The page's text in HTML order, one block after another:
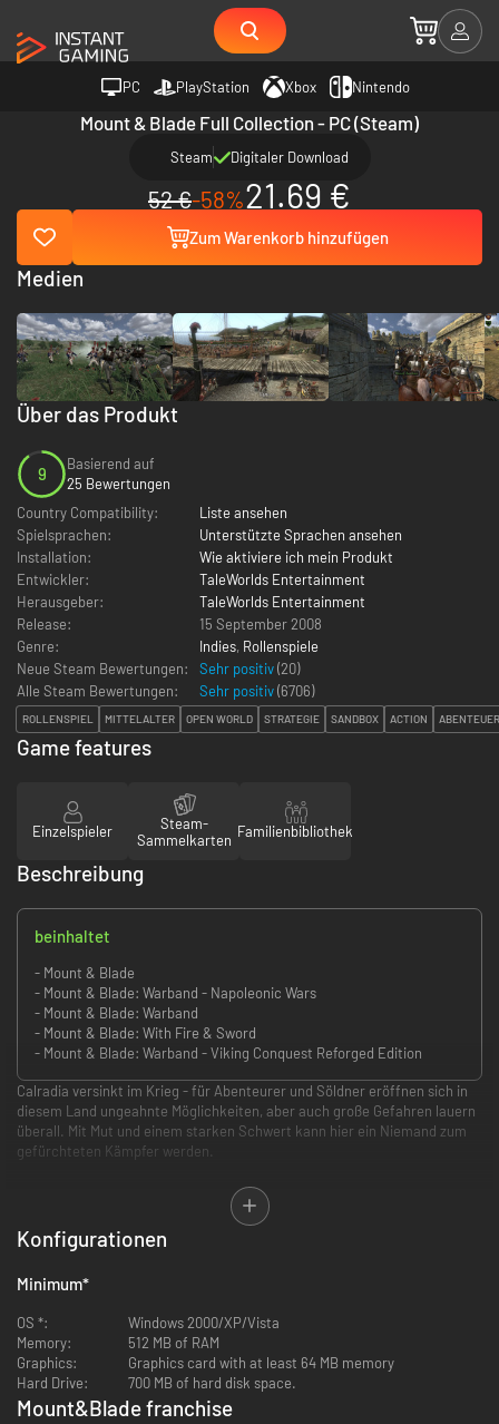
PC PlayStation Xbox Nintendo
Mount & Blade Full Collection - PC (Steam)
Steam Digitaler Download
52 €-58%21.69 €
Zum Warenkorb hinzufügen
Über das Produkt
9
Basierend auf
25 Bewertungen
Country Compatibility:
Liste ansehen
Spielsprachen:
Unterstützte Sprachen ansehen
Installation:
Wie aktiviere ich mein Produkt
Entwickler:
TaleWorlds Entertainment
Herausgeber:
TaleWorlds Entertainment
Release:
15 September 2008
Genre:
Indies, Rollenspiele
Neue Steam Bewertungen:
Sehr positiv(20)
Alle Steam Bewertungen:
Sehr positiv(6706)
ROLLENSPIEL MITTELALTER OPEN WORLD STRATEGIE SANDBOX ACTION ABENTEUER
Medien
Game features
Einzelspieler
Steam-
Sammelkarten Familienbibliothek
Beschreibung
beinhaltet
- Mount & Blade
- Mount & Blade: Warband - Napoleonic Wars
- Mount & Blade: Warband
- Mount & Blade: With Fire & Sword
- Mount & Blade: Warband - Viking Conquest Reforged Edition
Calradia versinkt im Krieg - für Abenteurer und Söldner eröffnen sich in
diesem Land ungeahnte Möglichkeiten, aber auch große Gefahren lauern
überall. Mit Mut und einem starken Schwert kann hier ein Niemand zum
gefürchteten Kämpfer werden.
Grenzenloses 'Sandbox'-Spielgeschehen. Sie können überall in
dieser Welt hingehen und über 100 Orte entdecken inklusive Dörfer,
Burgen und Städte.
Ausgeklügeltes Schwerterkampfsystem.
Kämpfen Sie zu Pferd oder zu Fuß mit einer reichhaltigen Auswahl
mittelalterlicher Waffen, jede mit speziellen Charakteristika und
Einsatzmöglichkeiten.
Sie können alles sein: einsamer Abenteurer oder Kommandeur einer
ganzen Armee oder der Eigentümer von Dörfern, Burgen oder
Städten.
Konfigurationen
Minimum*
OS *:
Windows 2000/XP/Vista
Memory:
512 MB of RAM
Graphics:
Graphics card with at least 64 MB memory
Hard Drive:
700 MB of hard disk space.
Mount&Blade franchise